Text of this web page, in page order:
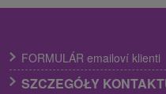
FORMULÁR emailoví klienti
SZCZEGÓŁY